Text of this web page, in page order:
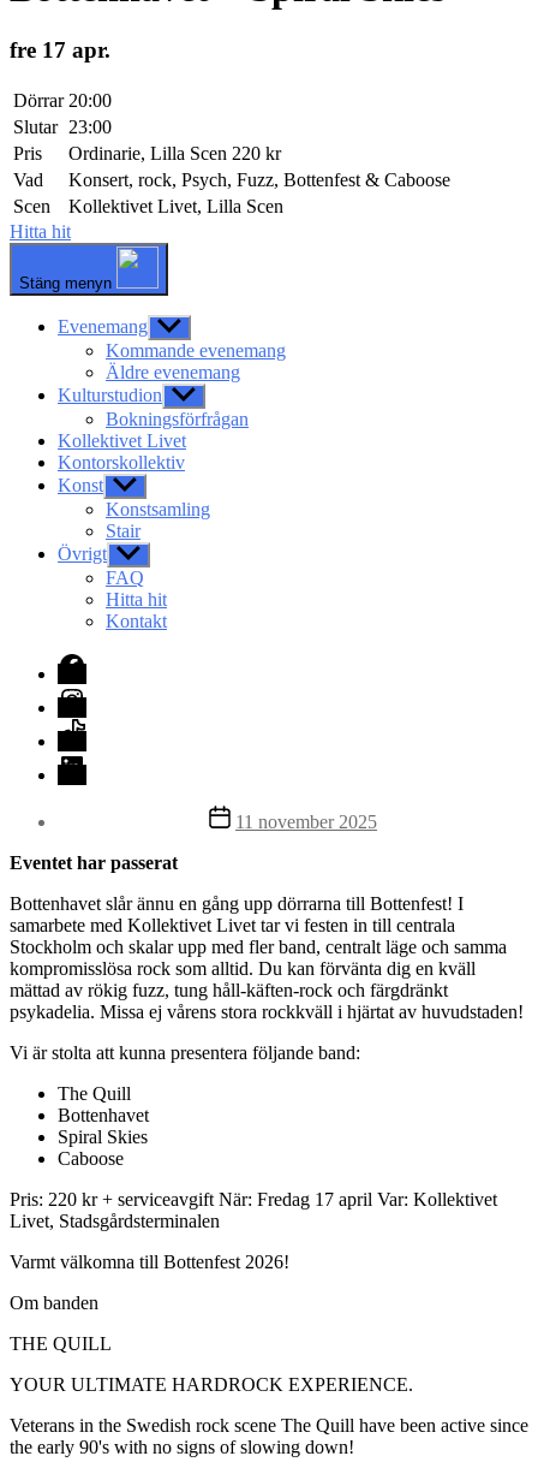
fre 17 apr.
Dörrar 20:00
Slutar 23:00
Pris
Ordinarie, Lilla Scen 220 kr
Vad
Konsert, rock, Psych, Fuzz, Bottenfest & Caboose
Scen
Kollektivet Livet, Lilla Scen
Hitta hit
Stäng menyn
Evenemang Visa
undermeny
Kommande evenemang
Äldre evenemang
Kulturstudion Visa
undermeny
Bokningsförfrågan
Kollektivet Livet
Kontorskollektiv
Konst Visa
undermeny
Konstsamling
Stair
Övrigt Visa
undermeny
FAQ
Hitta hit
Kontakt
Facebook
Instagram
TikTok
LinkedIn
Inläggsdatum
11 november 2025
Eventet har passerat
Bottenhavet slår ännu en gång upp dörrarna till Bottenfest! I
samarbete med Kollektivet Livet tar vi festen in till centrala
Stockholm och skalar upp med fler band, centralt läge och samma
kompromisslösa rock som alltid. Du kan förvänta dig en kväll
mättad av rökig fuzz, tung håll-käften-rock och färgdränkt
psykadelia. Missa ej vårens stora rockkväll i hjärtat av huvudstaden!
Vi är stolta att kunna presentera följande band:
The Quill
Bottenhavet
Spiral Skies
Caboose
Pris: 220 kr + serviceavgift När: Fredag 17 april Var: Kollektivet
Livet, Stadsgårdsterminalen
Varmt välkomna till Bottenfest 2026!
Om banden
THE QUILL
YOUR ULTIMATE HARDROCK EXPERIENCE.
Veterans in the Swedish rock scene The Quill have been active since
the early 90's with no signs of slowing down!